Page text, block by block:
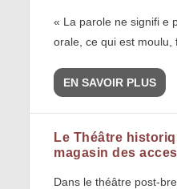
« La parole ne signifi e
orale, ce qui est moulu,
EN SAVOIR PLUS
Le Théâtre
magasin des
Dans le théâtre post-